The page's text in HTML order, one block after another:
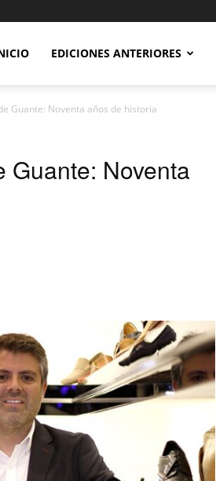
EDICIONES ANTERIORES
Guante: Noventa años de historia
Guante: Noventa